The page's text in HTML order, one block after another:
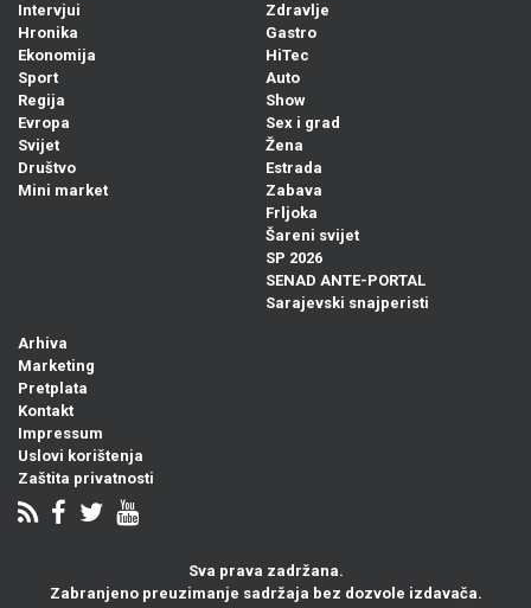
Intervjui
Hronika
Ekonomija
Sport
Regija
Evropa
Svijet
Društvo
Mini market
Zdravlje
Gastro
HiTec
Auto
Show
Sex i grad
Žena
Estrada
Zabava
Frljoka
Šareni svijet
SP 2026
SENAD ANTE-PORTAL
Sarajevski snajperisti
Arhiva
Marketing
Pretplata
Kontakt
Impressum
Uslovi korištenja
Zaštita privatnosti
Sva prava zadržana.
Zabranjeno preuzimanje sadržaja bez dozvole izdavača.